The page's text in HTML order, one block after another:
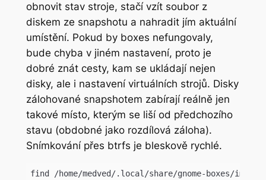
obnovit stav stroje, stačí vzít soubor z
diskem ze snapshotu a nahradit jím aktuální
umístění. Pokud by boxes nefungovaly,
bude chyba v jiném nastavení, proto je
dobré znát cesty, kam se ukládají nejen
disky, ale i nastavení virtuálních strojů. Disky
zálohované snapshotem zabírají reálně jen
takové místo, kterým se liší od předchozího
stavu (obdobné jako rozdílová záloha).
Snímkování přes btrfs je bleskově rychlé.
find /home/medved/.local/share/gnome-boxes/